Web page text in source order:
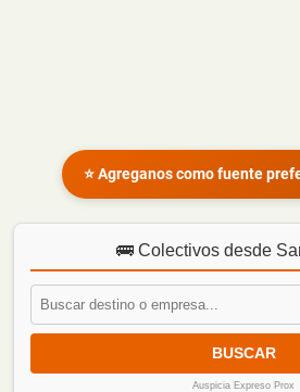
⭐ Agreganos como fuente
🚌 Colectivos desde
BUSCAR
Auspicia Expreso Prox